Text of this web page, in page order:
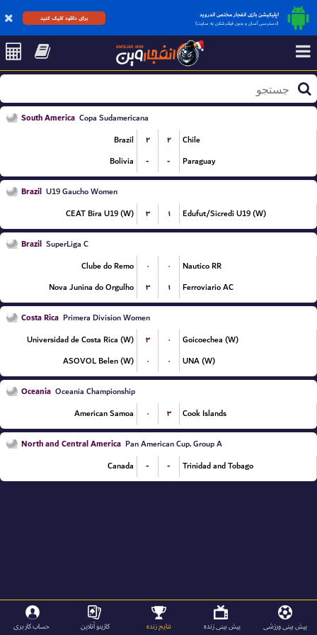
اپلیکیشن بازی انفجار مختص اندروید
(دسترسی آسان و بدون فیلترشکن به سایت)
برای دانلود کلیک کنید
South America Copa Sudamericana
Brazil
۲ ۲
Chile
Bolivia
- - Paraguay
Brazil U19 Gaucho Women
CEAT Bira U19 (W)
۳ ۱ Edufut/Sicredi U19 (W)
Brazil SuperLiga C
Clube do Remo
۰ ۰
Nautico RR
Nova Junina do Orgulho
۳ ۱ Ferroviario AC
Costa Rica Primera Division Women
Universidad de Costa Rica (W)
۳ ۰
Goicoechea (W)
ASOVOL Belen (W)
۰ ۰ UNA (W)
Oceania Oceania Championship
American Samoa
۰ ۳ Cook Islands
North and Central America Pan American Cup, Group A
Canada
- - Trinidad and Tobago
پیش بینی ورزشی پیش بینی زنده نتایج زنده کازینو آنلاین حساب کاربری